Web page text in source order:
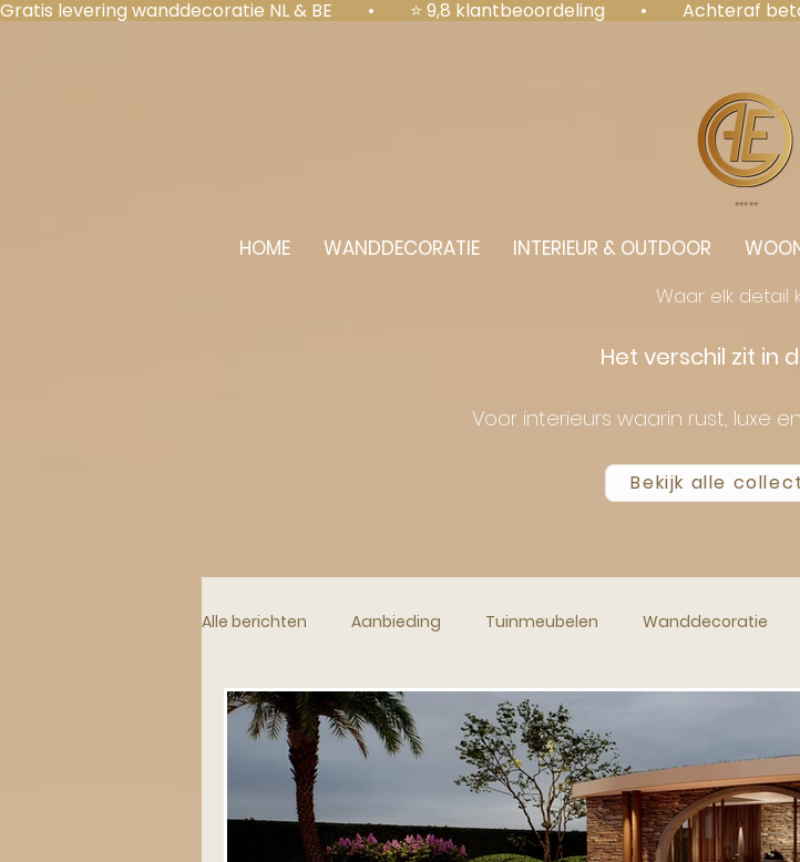
Gratis levering wanddecoratie NL & BE  •  ⭐ 9,8 klantbeoordeling  •  Achteraf
⭐️⭐️⭐️⭐️⭐️
HOME WANDDECORATIE INTERIEUR & OUTDOOR
Waar elk detail
Het verschil zit in
Voor interieurs waarin rust, luxe
Bekijk alle
Alle berichten Aanbieding Tuinmeubelen Wanddecoratie
Plaids en Sierkussens Potten en Vazen
Gooische Vrouwen Stijl Luxe Woondecoratie Wonen in Spanje